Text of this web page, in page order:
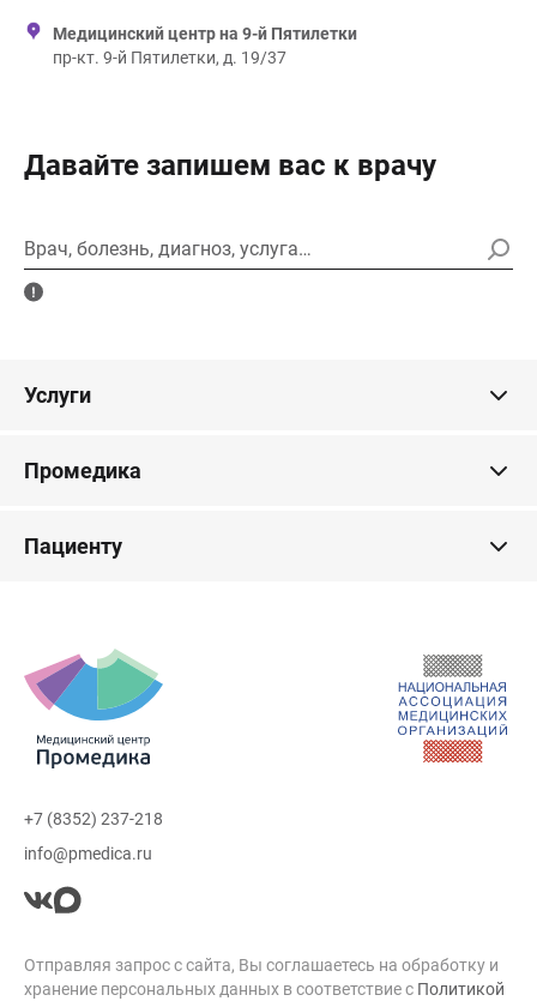
Медицинский центр на 9-й Пятилетки
пр-кт. 9-й Пятилетки, д. 19/37
Давайте запишем вас к врачу
Врач, болезнь, диагноз, услуга…
Услуги
Промедика
Пациенту
+7 (8352) 237-218
info@pmedica.ru
Отправляя запрос с сайта, Вы соглашаетесь на обработку и
хранение персональных данных в соответствие с Политикой